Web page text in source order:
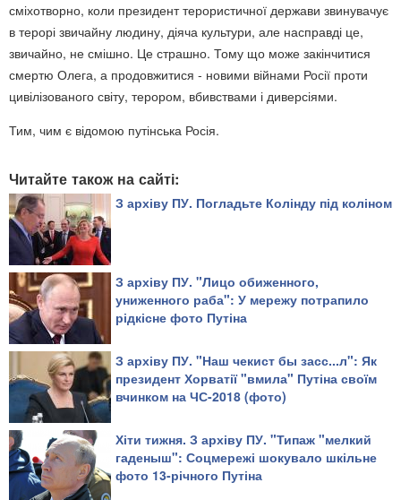
сміхотворно, коли президент терористичної держави звинувачує
в терорі звичайну людину, діяча культури, але насправді це,
звичайно, не смішно. Це страшно. Тому що може закінчитися
смертю Олега, а продовжитися - новими війнами Росії проти
цивілізованого світу, терором, вбивствами і диверсіями.
Тим, чим є відомою путінська Росія.
Читайте також на сайті:
З архіву ПУ. Погладьте Колінду під коліном
З архіву ПУ. "Лицо обиженного,
униженного раба": У мережу потрапило
рідкісне фото Путіна
З архіву ПУ. "Наш чекист бы засс...л": Як
президент Хорватії "вмила" Путіна своїм
вчинком на ЧС-2018 (фото)
Хіти тижня. З архіву ПУ. "Типаж "мелкий
гаденыш": Соцмережі шокувало шкільне
фото 13-річного Путіна